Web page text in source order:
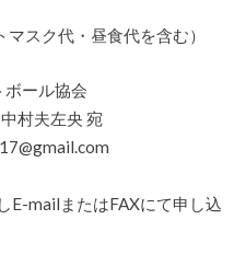
スク代・昼食代を含む）
ール協会
村夫左央 宛
E-mailまたはFAXにて申し込